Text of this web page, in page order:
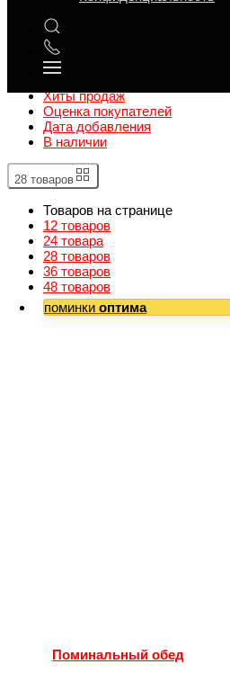
Сортировать
Название
Хиты продаж
Оценка покупателей
Дата добавления
В наличии
28 товаров
Товаров на странице
12 товаров
24 товара
28 товаров
36 товаров
48 товаров
поминки оптима
Поминальный обед